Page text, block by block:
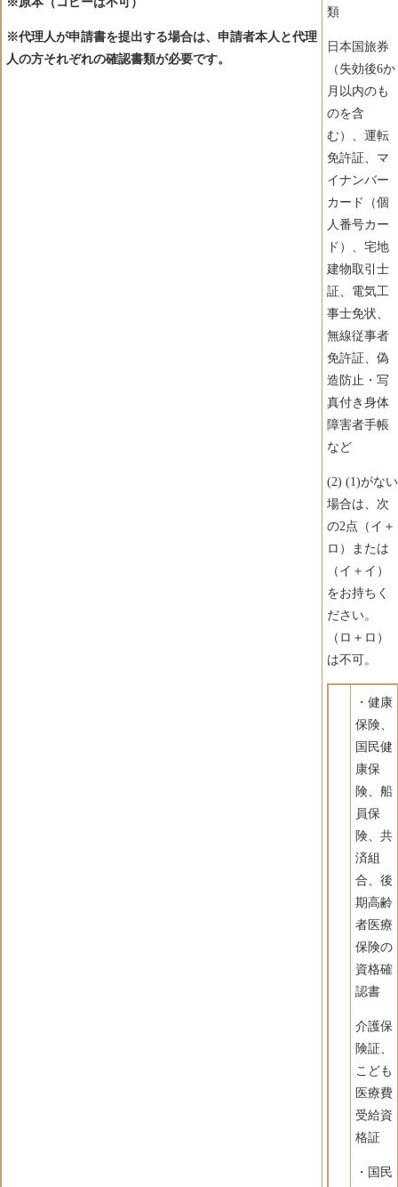
※代理人が申請書を提出する場合は、申請者本人と代理
人の方それぞれの確認書類が必要です。
類
日本国旅券
（失効後6か
月以内のも
のを含
む）、運転
免許証、マ
イナンバー
カード（個
人番号カー
ド）、宅地
建物取引士
証、電気工
事士免状、
無線従事者
免許証、偽
造防止・写
真付き身体
障害者手帳
など
(2) (1)がない
場合は、次
の2点（イ＋
ロ）または
（イ＋イ）
をお持ちく
ださい。
（ロ＋ロ）
は不可。
・健康
保険、
国民健
康保
険、船
員保
険、共
済組
合、後
期高齢
者医療
保険の
資格確
認書
介護保
険証、
こども
医療費
受給資
格証
・国民